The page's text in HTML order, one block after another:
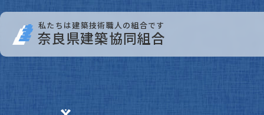
私たちは建築技術職人の組合です
奈良県建築協同組合